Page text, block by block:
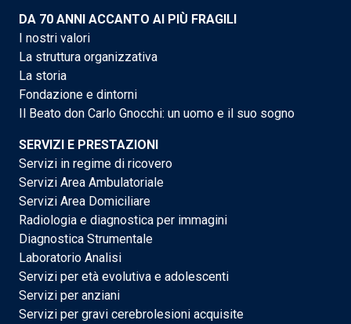
DA 70 ANNI ACCANTO AI PIÙ FRAGILI
I nostri valori
La struttura organizzativa
La storia
Fondazione e dintorni
Il Beato don Carlo Gnocchi: un uomo e il suo sogno
SERVIZI E PRESTAZIONI
Servizi in regime di ricovero
Servizi Area Ambulatoriale
Servizi Area Domiciliare
Radiologia e diagnostica per immagini
Diagnostica Strumentale
Laboratorio Analisi
Servizi per età evolutiva e adolescenti
Servizi per anziani
Servizi per gravi cerebrolesioni acquisite